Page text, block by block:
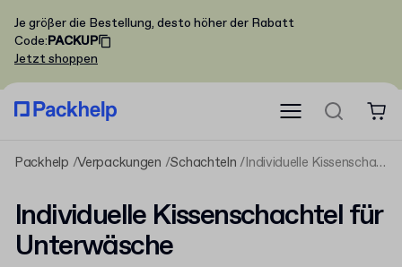
Je größer die Bestellung, desto höher der Rabatt
Code:PACKUP
Jetzt shoppen
Packhelp Verpackungen Schachteln Individuelle Kissenschachtel für Unterwäsche
Individuelle Kissenschachtel für
Unterwäsche